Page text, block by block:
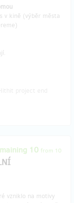
v kině (výběr města
10 from 10
vzniklo na motivy